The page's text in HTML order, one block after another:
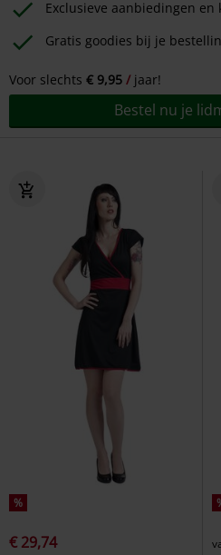
Exclusieve aanbiedingen en
Gratis goodies bij je
Voor slechts € 9,95 jaar!
Bestel nu je
%
€ 29,74